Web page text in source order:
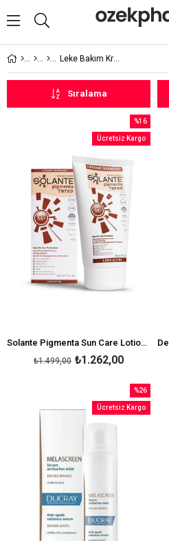
Leke Bakım Kremleri
Sıralama
Solante Pigmenta Sun Care Lotion Tinted SPF50 150 ml
₺1.262,00
₺1.499,00
%16
İndirim
Ücretsiz Kargo
%26
İndirim
Ücretsiz Kargo